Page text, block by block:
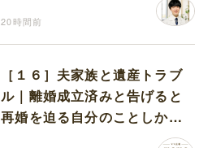
20時間前
［１６］夫家族と遺産トラブ
ル｜離婚成立済みと告げると
再婚を迫る自分のことしか考